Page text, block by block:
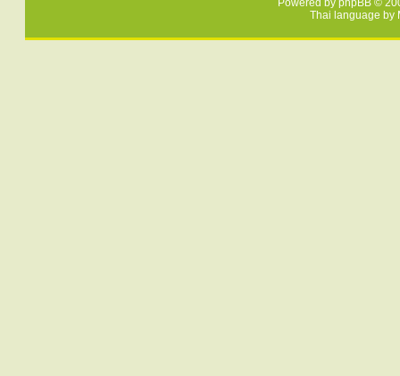
Powered by phpBB ©
Thai language by